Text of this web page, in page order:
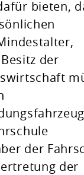
bieten,
der
der
der